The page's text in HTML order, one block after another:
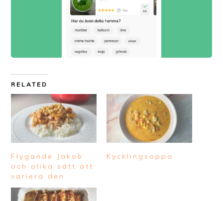
RELATED
Flygande Jakob
och olika sätt att
variera den
Kycklingsoppa